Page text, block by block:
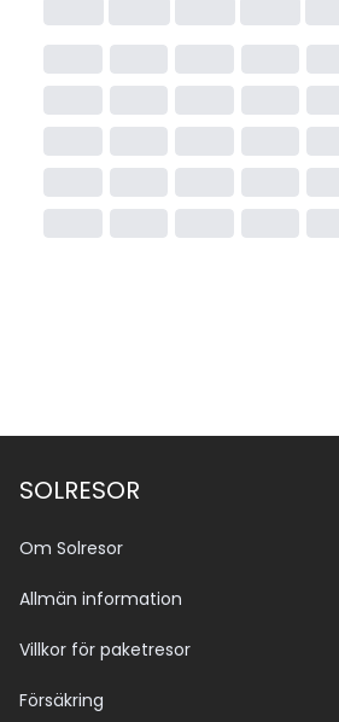
SOLRESOR
Om Solresor
Allmän information
Villkor för paketresor
Försäkring